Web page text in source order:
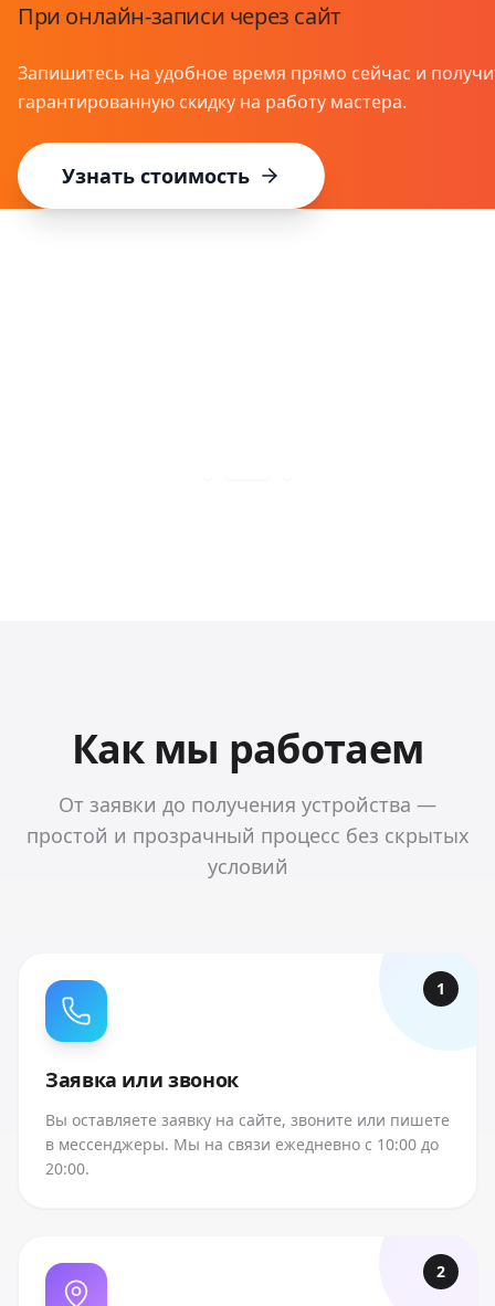
При онлайн-записи через сайт
Запишитесь на удобное время прямо сейчас и
гарантированную скидку на работу мастера.
Узнать стоимость
Как мы работаем
От заявки до получения устройства —
простой и прозрачный процесс без скрытых
условий
1
Заявка или звонок
Вы оставляете заявку на сайте, звоните или пишете
в мессенджеры. Мы на связи ежедневно с 10:00 до
20:00.
2